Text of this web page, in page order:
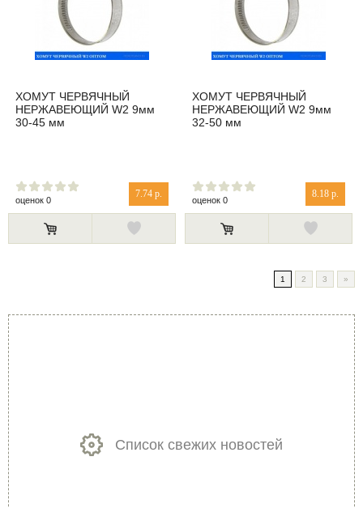
ХОМУТ ЧЕРВЯЧНЫЙ
НЕРЖАВЕЮЩИЙ W2 9мм
30-45 мм
7.74 р.
оценок 0
ХОМУТ ЧЕРВЯЧНЫЙ
НЕРЖАВЕЮЩИЙ W2 9мм
32-50 мм
8.18 р.
оценок 0
1 2 3 »
Список свежих новостей